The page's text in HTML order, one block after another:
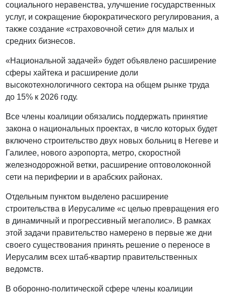
социального неравенства, улучшение государственных
услуг, и сокращение бюрократического регулирования, а
также создание «страховочной сети» для малых и
средних бизнесов.
«Национальной задачей» будет объявлено расширение
сферы хайтека и расширение доли
высокотехнологичного сектора на общем рынке труда
до 15% к 2026 году.
Все члены коалиции обязались поддержать принятие
закона о национальных проектах, в число которых будет
включено строительство двух новых больниц в Негеве и
Галилее, нового аэропорта, метро, скоростной
железнодорожной ветки, расширение оптоволоконной
сети на периферии и в арабских районах.
Отдельным пунктом выделено расширение
строительства в Иерусалиме «с целью превращения его
в динамичный и прогрессивный мегаполис». В рамках
этой задачи правительство намерено в первые же дни
своего существования принять решение о переносе в
Иерусалим всех штаб-квартир правительственных
ведомств.
В оборонно-политической сфере члены коалиции